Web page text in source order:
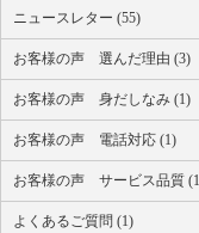
ニュースレター (55)
お客様の声 選んだ理由 (3)
お客様の声 身だしなみ (1)
お客様の声 電話対応 (1)
お客様の声 サービス品質
よくあるご質問 (1)